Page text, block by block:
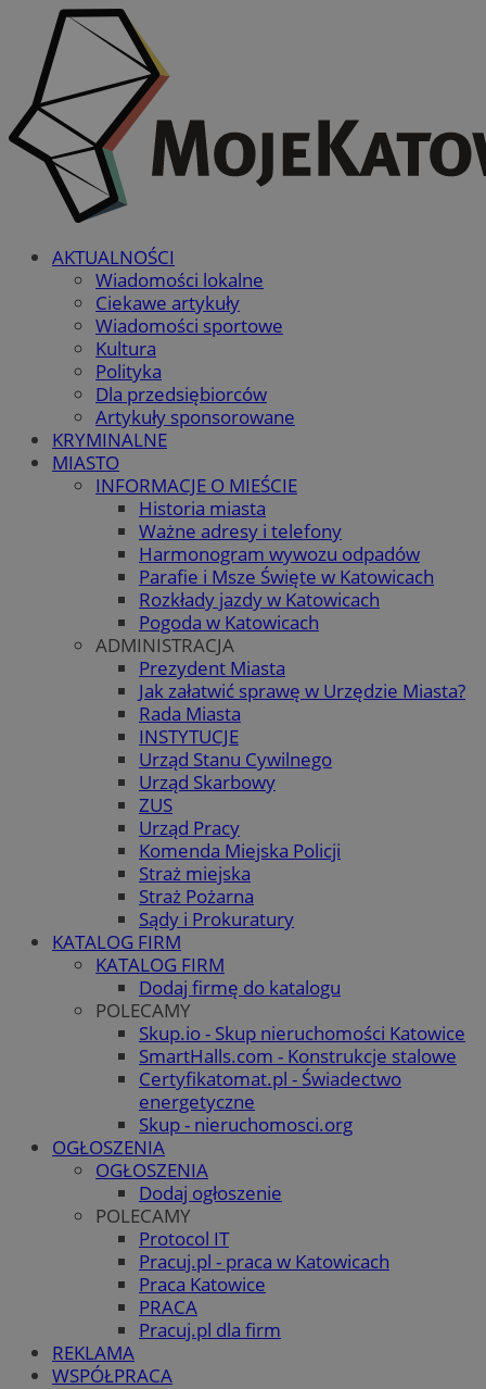
AKTUALNOŚCI
Wiadomości lokalne
Ciekawe artykuły
Wiadomości sportowe
Kultura
Polityka
Dla przedsiębiorców
Artykuły sponsorowane
KRYMINALNE
MIASTO
INFORMACJE O MIEŚCIE
Historia miasta
Ważne adresy i telefony
Harmonogram wywozu odpadów
Parafie i Msze Święte w Katowicach
Rozkłady jazdy w Katowicach
Pogoda w Katowicach
ADMINISTRACJA
Prezydent Miasta
Jak załatwić sprawę w Urzędzie Miasta?
Rada Miasta
INSTYTUCJE
Urząd Stanu Cywilnego
Urząd Skarbowy
ZUS
Urząd Pracy
Komenda Miejska Policji
Straż miejska
Straż Pożarna
Sądy i Prokuratury
KATALOG FIRM
KATALOG FIRM
Dodaj firmę do katalogu
POLECAMY
Skup.io - Skup nieruchomości Katowice
SmartHalls.com - Konstrukcje stalowe
Certyfikatomat.pl - Świadectwo
energetyczne
Skup - nieruchomosci.org
OGŁOSZENIA
OGŁOSZENIA
Dodaj ogłoszenie
POLECAMY
Protocol IT
Pracuj.pl - praca w Katowicach
Praca Katowice
PRACA
Pracuj.pl dla firm
REKLAMA
WSPÓŁPRACA